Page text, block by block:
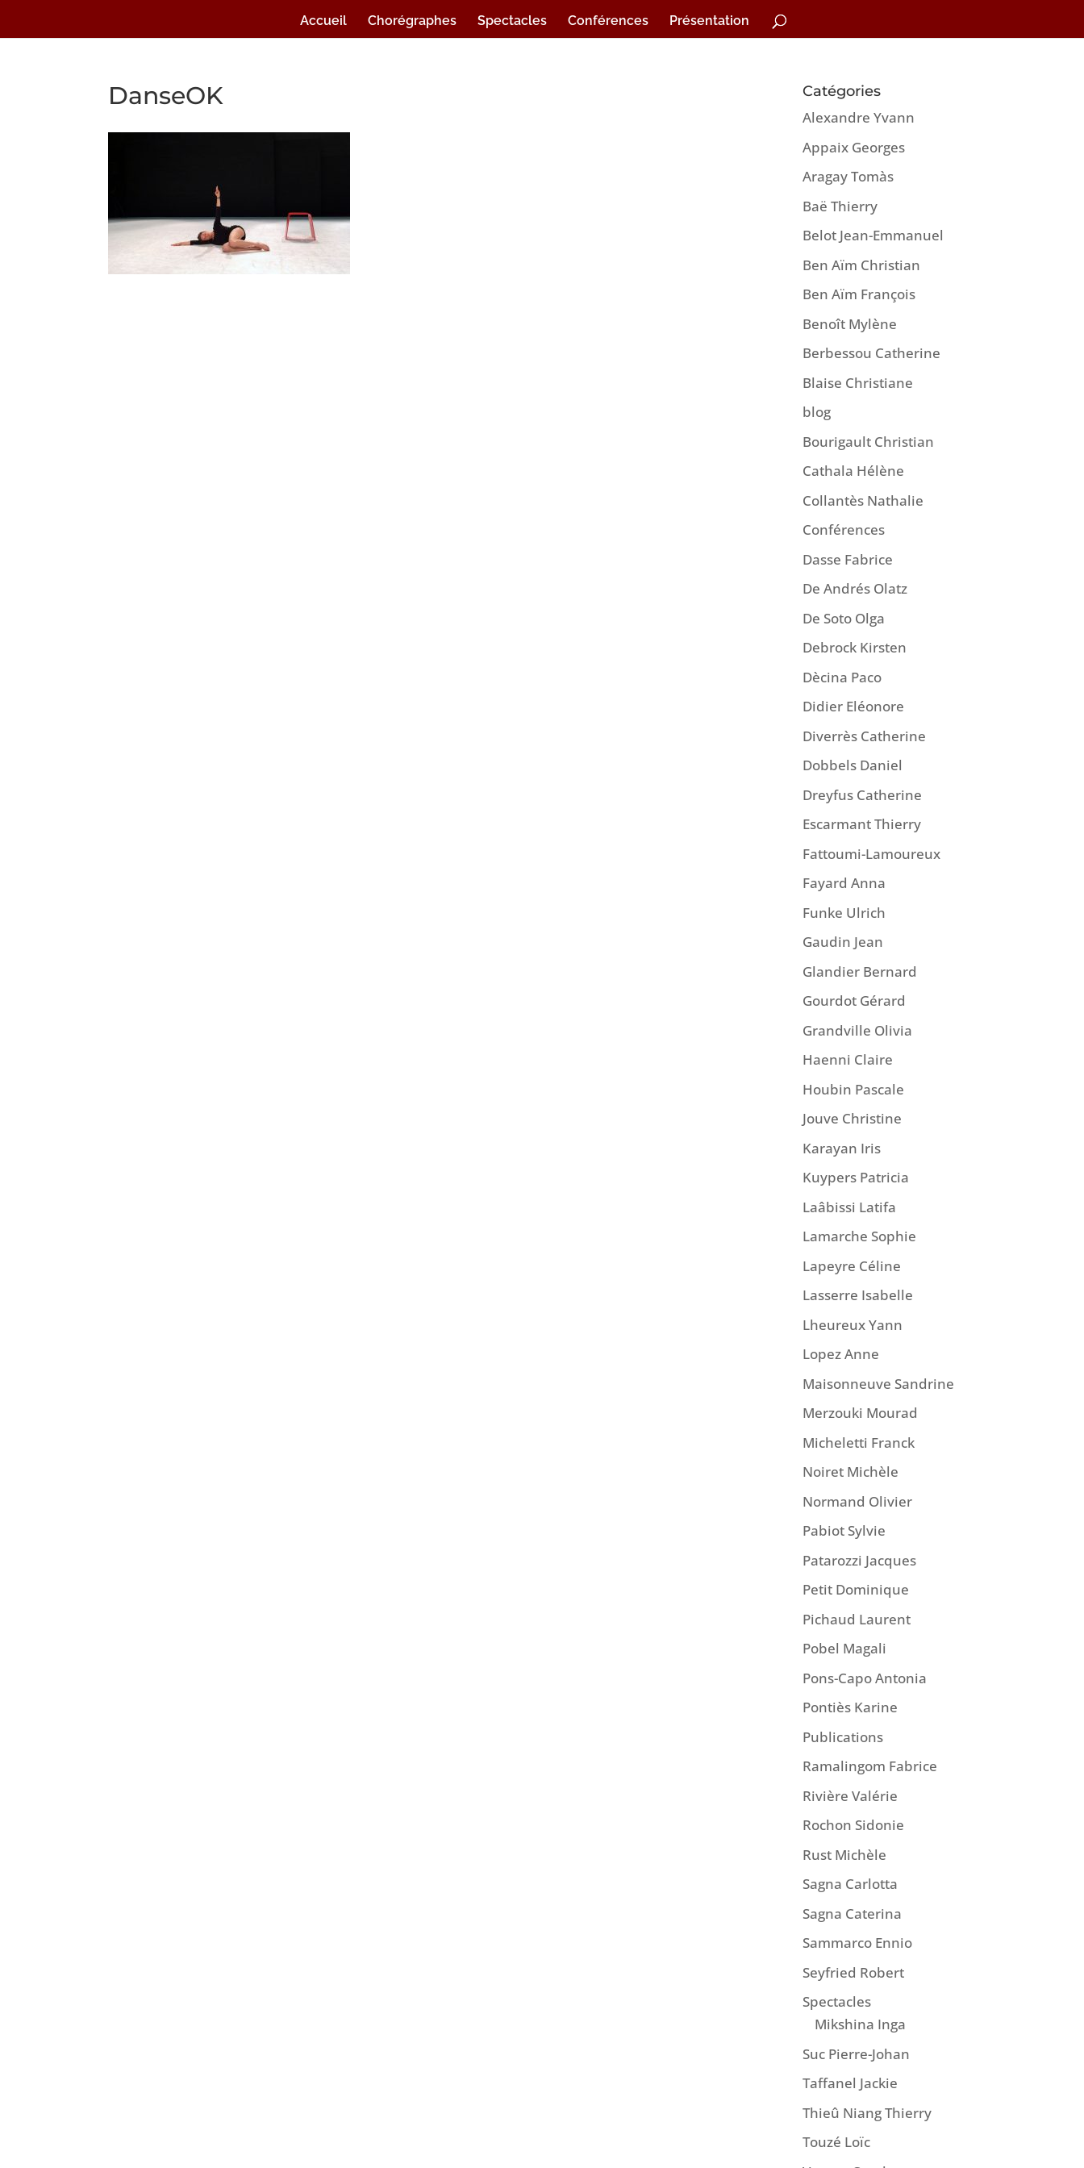
Accueil Chorégraphes Spectacles Conférences Présentation
DanseOK Catégories
Alexandre Yvann
Appaix Georges
Aragay Tomàs
Baë Thierry
Belot Jean-Emmanuel
Ben Aïm Christian
Ben Aïm François
Benoît Mylène
Berbessou Catherine
Blaise Christiane
blog
Bourigault Christian
Cathala Hélène
Collantès Nathalie
Conférences
Dasse Fabrice
De Andrés Olatz
De Soto Olga
Debrock Kirsten
Dècina Paco
Didier Eléonore
Diverrès Catherine
Dobbels Daniel
Dreyfus Catherine
Escarmant Thierry
Fattoumi-Lamoureux
Fayard Anna
Funke Ulrich
Gaudin Jean
Glandier Bernard
Gourdot Gérard
Grandville Olivia
Haenni Claire
Houbin Pascale
Jouve Christine
Karayan Iris
Kuypers Patricia
Laâbissi Latifa
Lamarche Sophie
Lapeyre Céline
Lasserre Isabelle
Lheureux Yann
Lopez Anne
Maisonneuve Sandrine
Merzouki Mourad
Micheletti Franck
Noiret Michèle
Normand Olivier
Pabiot Sylvie
Patarozzi Jacques
Petit Dominique
Pichaud Laurent
Pobel Magali
Pons-Capo Antonia
Pontiès Karine
Publications
Ramalingom Fabrice
Rivière Valérie
Rochon Sidonie
Rust Michèle
Sagna Carlotta
Sagna Caterina
Sammarco Ennio
Seyfried Robert
Spectacles
Mikshina Inga
Suc Pierre-Johan
Taffanel Jackie
Thieû Niang Thierry
Touzé Loïc